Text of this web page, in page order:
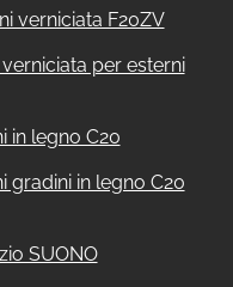
verniciata F20ZV
per esterni
in legno C20
gradini in legno C20
SUONO